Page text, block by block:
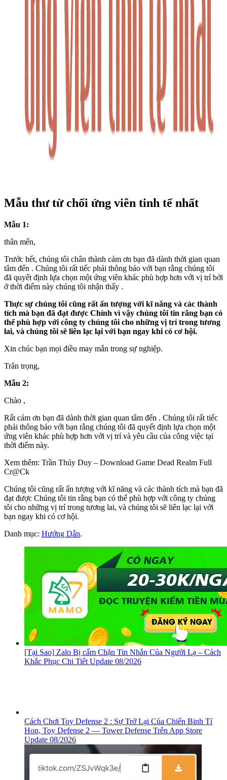
Mẫu thư từ chối ứng viên tinh tế nhất
Mẫu 1:
thân mến,
Trước hết, chúng tôi chân thành cám ơn bạn đã dành thời gian quan
tâm đến . Chúng tôi rất tiếc phải thông báo với bạn rằng chúng tôi
đã quyết định lựa chọn một ứng viên khác phù hợp hơn với vị trí bởi
ở thời điểm này chúng tôi nhận thấy .
Thực sự chúng tôi cũng rất ấn tượng với kĩ năng và các thành
tích mà bạn đã đạt được Chính vì vậy chúng tôi tin rằng bạn có
thể phù hợp với công ty chúng tôi cho những vị trí trong tương
lai, và chúng tôi sẽ liên lạc lại với bạn ngay khi có cơ hội.
Xin chúc bạn mọi điều may mắn trong sự nghiệp.
Trân trọng,
Mẫu 2:
Chào ,
Rất cám ơn bạn đã dành thời gian quan tâm đến . Chúng tôi rất tiếc
phải thông báo với bạn rằng chúng tôi đã quyết định lựa chọn một
ứng viên khác phù hợp hơn với vị trí và yêu cầu của công việc tại
thời điểm này.
Xem thêm: Trần Thúy Duy – Download Game Dead Realm Full
Cr@Ck
Chúng tôi cũng rất ấn tượng với kĩ năng và các thành tích mà bạn đã
đạt được Chúng tôi tin rằng bạn có thể phù hợp với công ty chúng
tôi cho những vị trí trong tương lai, và chúng tôi sẽ liên lạc lại với
bạn ngay khi có cơ hội.
Danh mục: Hướng Dẫn.
[Tại Sao] Zalo Bị cấm Chặn Tin Nhắn Của Người Lạ – Cách
Khắc Phục Chi Tiết Update 08/2026
Cách Chơi Toy Defense 2 : Sự Trở Lại Của Chiến Binh Tí
Hon, ‎Toy Defense 2 — Tower Defense Trên App Store
Update 08/2026